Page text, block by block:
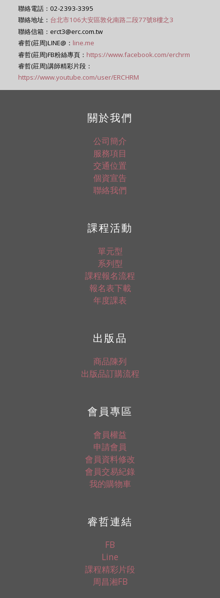
聯絡電話：02-2393-3395
聯絡地址： 台北市106大安區敦化南路二段77號8樓之3
聯絡信箱：erct3@erc.com.tw
睿哲(莊周)LINE@： line.me
睿哲(莊周)FB粉絲專頁： https://www.facebook.com/erchrm
睿哲(莊周)講師精彩片段：
https://www.youtube.com/user/ERCHRM
關於我們
公司簡介
服務項目
交通位置
個資宣告
聯絡我們
課程活動
單元型
系列型
課程報名流程
報名表下載
年度課表
出版品
商品陳列
出版品訂購流程
會員專區
會員權益
申請會員
會員資料修改
會員交易紀錄
我的購物車
睿哲連結
FB
Line
課程精彩片段
周昌湘FB